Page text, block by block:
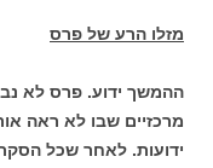
מזלו הרע של פרס
ההמשך ידוע. פרס לא
מרכזיים שבו לא ראה